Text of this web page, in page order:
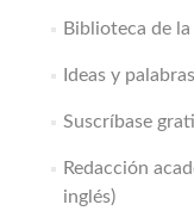
Biblioteca de la
Ideas y
Suscríbase
Redacción
inglés)